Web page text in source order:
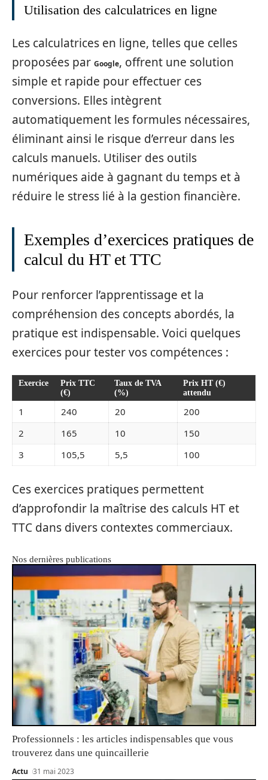
Utilisation des calculatrices en ligne
Les calculatrices en ligne, telles que celles
proposées par Google, offrent une solution
simple et rapide pour effectuer ces
conversions. Elles intègrent
automatiquement les formules nécessaires,
éliminant ainsi le risque d’erreur dans les
calculs manuels. Utiliser des outils
numériques aide à gagnant du temps et à
réduire le stress lié à la gestion financière.
Exemples d’exercices pratiques de
calcul du HT et TTC
Pour renforcer l’apprentissage et la
compréhension des concepts abordés, la
pratique est indispensable. Voici quelques
exercices pour tester vos compétences :
Exercice
Prix TTC
(€)
Taux de TVA
(%)
Prix HT (€)
attendu
1 240 20
200
2
165 10
150
3
105,5 5,5 100
Ces exercices pratiques permettent
d’approfondir la maîtrise des calculs HT et
TTC dans divers contextes commerciaux.
Nos dernières publications
Professionnels : les articles indispensables que vous
trouverez dans une quincaillerie
Actu 31 mai 2023